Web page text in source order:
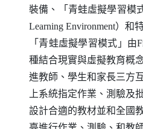
裝備、「青蛙虛擬學習模
Learning Environment）和
「青蛙虛擬學習模式」由
種結合現實與虛擬教育概
進教師、學生和家長三方
上系統指定作業、測驗及
設計合適的教材並和全國